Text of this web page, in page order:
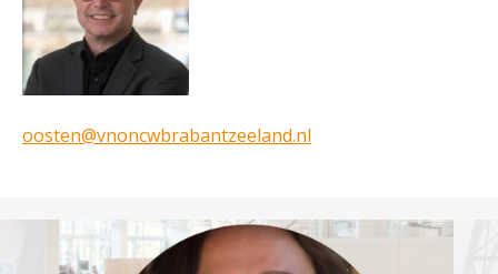
oosten@vnoncwbrabantzeeland.nl